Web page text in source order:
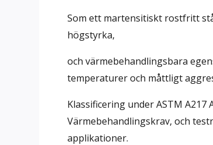
Som ett martensitiskt rostfritt
högstyrka,
och värmebehandlingsbara
temperaturer och måttligt
Klassificering under ASTM
Värmebehandlingskrav, och
applikationer.